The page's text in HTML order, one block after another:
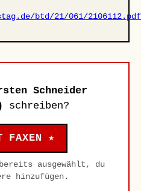
btd/21/061/2106112.pdf
Schneider
schreiben?
FAXEN ★
ausgewählt, du
hinzufügen.